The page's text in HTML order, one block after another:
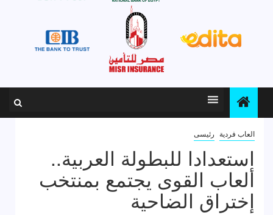
العاب فردية رئيسى
استعدادا للبطولة العربية..
ألعاب القوى يجتمع بمنتخب
إختراق الضاحية